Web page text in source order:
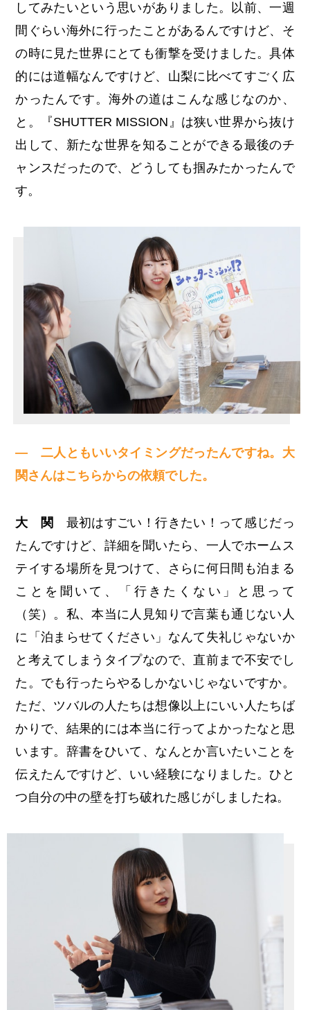
してみたいという思いがありました。以前、一週
間ぐらい海外に行ったことがあるんですけど、そ
の時に見た世界にとても衝撃を受けました。具体
的には道幅なんですけど、山梨に比べてすごく広
かったんです。海外の道はこんな感じなのか、
と。『SHUTTER MISSION』は狭い世界から抜け
出して、新たな世界を知ることができる最後のチ
ャンスだったので、どうしても掴みたかったんで
す。
— 二人ともいいタイミングだったんですね。大
関さんはこちらからの依頼でした。
大 関 最初はすごい！行きたい！って感じだっ
たんですけど、詳細を聞いたら、一人でホームス
テイする場所を見つけて、さらに何日間も泊まる
ことを聞いて、「行きたくない」と思って
（笑）。私、本当に人見知りで言葉も通じない人
に「泊まらせてください」なんて失礼じゃないか
と考えてしまうタイプなので、直前まで不安でし
た。でも行ったらやるしかないじゃないですか。
ただ、ツバルの人たちは想像以上にいい人たちば
かりで、結果的には本当に行ってよかったなと思
います。辞書をひいて、なんとか言いたいことを
伝えたんですけど、いい経験になりました。ひと
つ自分の中の壁を打ち破れた感じがしましたね。